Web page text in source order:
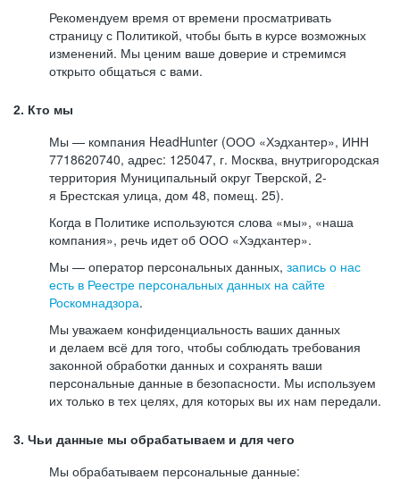
Рекомендуем время от времени просматривать
страницу с Политикой, чтобы быть в курсе возможных
изменений. Мы ценим ваше доверие и стремимся
открыто общаться с вами.
2. Кто мы
Мы — компания HeadHunter (ООО «Хэдхантер», ИНН
7718620740, адрес: 125047, г. Москва, внутригородская
территория Муниципальный округ Тверской, 2-
я Брестская улица, дом 48, помещ. 25).
Когда в Политике используются слова «мы», «наша
компания», речь идет об ООО «Хэдхантер».
Мы — оператор персональных данных, запись о нас
есть в Реестре персональных данных на сайте
Роскомнадзора.
Мы уважаем конфиденциальность ваших данных
и делаем всё для того, чтобы соблюдать требования
законной обработки данных и сохранять ваши
персональные данные в безопасности. Мы используем
их только в тех целях, для которых вы их нам передали.
3. Чьи данные мы обрабатываем и для чего
Мы обрабатываем персональные данные: